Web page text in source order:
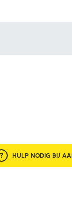
HULP NODIG BIJ